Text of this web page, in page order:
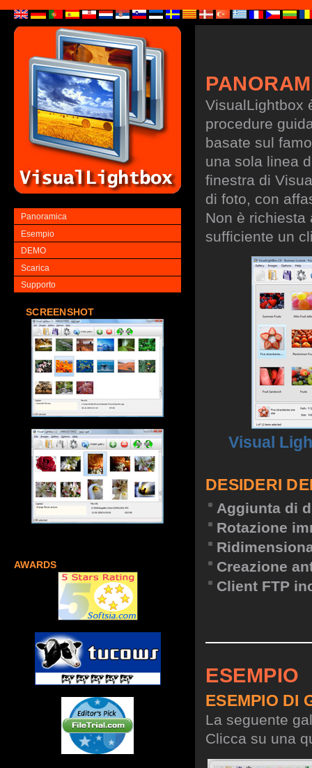
Panoramica
Esempio
DEMO
Scarica
Supporto
SCREENSHOT
AWARDS
VisualLightbox
procedure
basate sul
una sola linea
finestra di
di foto, con
Non è richiesta
sufficiente un
Visual
DESIDERI
Aggiunta di
Rotazione
Creazione
Client FTP
ESEMPIO
ESEMPIO DI
La seguente
Clicca su una